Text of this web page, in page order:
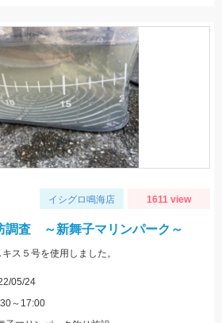
イシグロ鳴海店 1611 view
査 ～新舞子マリンパーク～
５号を使用しました。
05/24
～17:00